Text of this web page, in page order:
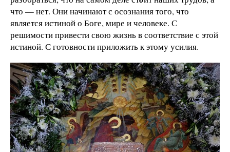
что — нет. Они начинают с осознания того, что
является истиной о Боге, мире и человеке. С
решимости привести свою жизнь в соответствие с этой
истиной. С готовности приложить к этому усилия.